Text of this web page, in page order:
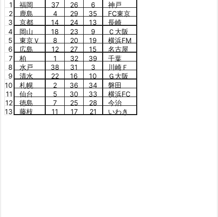
1 福岡 37 26 6
神戸
2
鹿島 4 29 35
FC東京
3
京都 14 24 13
長崎
4
岡山 18 23 9
Ｃ大阪
5
東京Ｖ 8 20 19
横浜FM
6
広島 12 27 15
名古屋
7
柏 1 32 39
千葉
8
水戸 38 31 3
川崎Ｆ
9
清水 22 16 10
Ｇ大阪
10
札幌 2 36 34
磐田
11
仙台 5 30 33
横浜FC
12
徳島 7 25 28
今治
13
藤枝 11 17 21 いわき